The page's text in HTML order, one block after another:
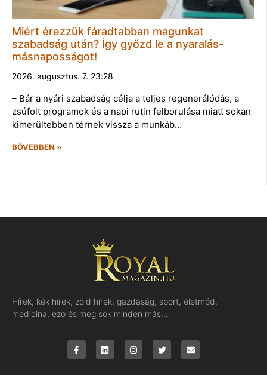
Miért érezzük fáradtabban magunkat
szabadság után? Így győzd le a nyaralás-
másnaposságot!
2026. augusztus. 7. 23:28
– Bár a nyári szabadság célja a teljes regenerálódás, a
zsúfolt programok és a napi rutin felborulása miatt sokan
kimerültebben térnek vissza a munkáb…
BŐVEBBEN »
Hírek, kék hírek, zöld hírek, gazdaság, sport, életmód,
medicina, ezo és még sok minden más…